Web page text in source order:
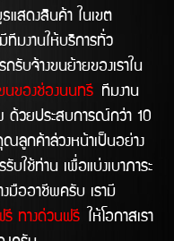
แสดงสินค้า ในเขต
ทีมงานให้บริการทั่ว
บจ้างขนย้ายของเราใน
นของช่องนนทรี ทีมงาน
ด้วยประสบการณ์กว่า 10
ลูกค้าล่วงหน้าเป็นอย่าง
รับใช้ท่าน เพื่อแบ่งเบาภาระ
งมืออาชีพครับ เรามี
รี ทางด่วนฟรี ให้โอกาสเรา